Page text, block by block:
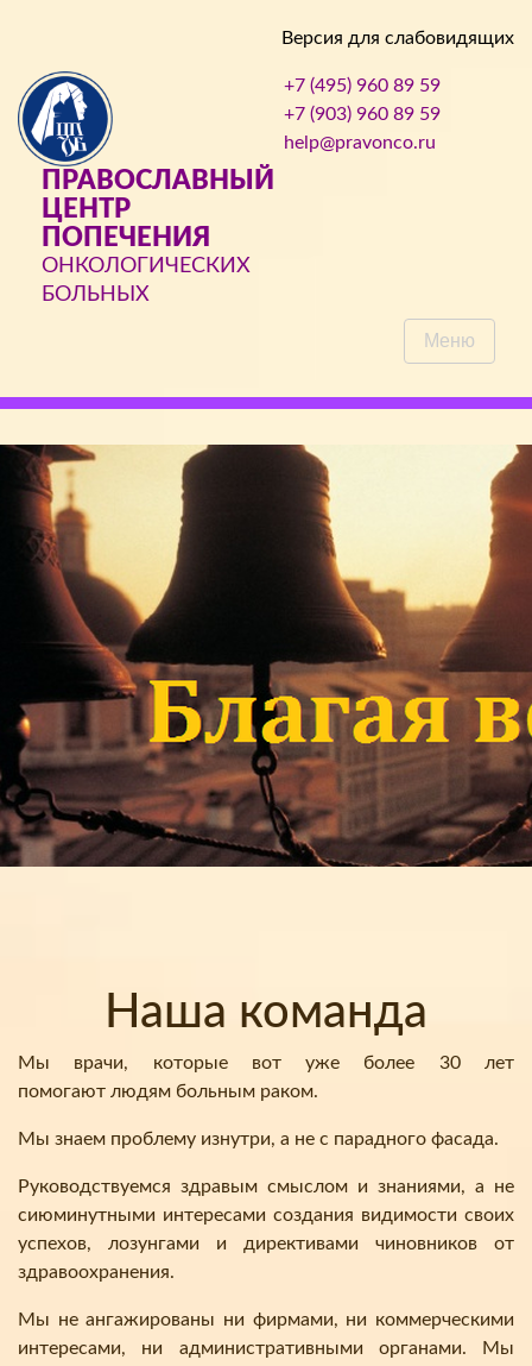
Версия для слабовидящих
ПРАВОСЛАВНЫЙ
ЦЕНТР
ПОПЕЧЕНИЯ
ОНКОЛОГИЧЕСКИХ
БОЛЬНЫХ
+7 (495) 960 89 59
+7 (903) 960 89 59
help@pravonco.ru
Меню
Наша команда
Мы врачи, которые вот уже более 30 лет
помогают людям больным раком.
Мы знаем проблему изнутри, а не с парадного фасада.
Руководствуемся здравым смыслом и знаниями, а не
сиюминутными интересами создания видимости своих
успехов, лозунгами и директивами чиновников от
здравоохранения.
Мы не ангажированы ни фирмами, ни коммерческими
интересами, ни административными органами. Мы